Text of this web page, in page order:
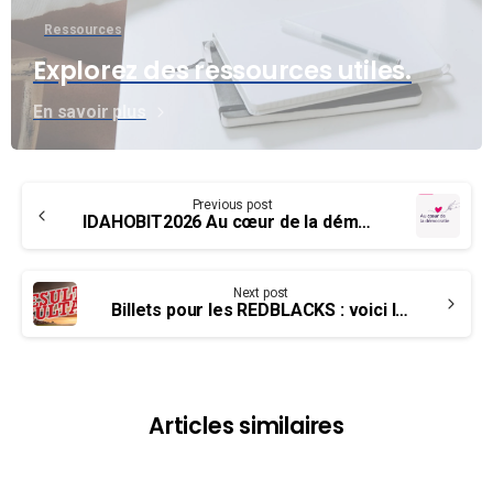
Ressources
Explorez des ressources utiles.
En savoir plus
Reading
Previous post
IDAHOBIT2026 Au cœur de la démocratie »
Next post
Billets pour les REDBLACKS : voici le billet gagnant
Articles similaires